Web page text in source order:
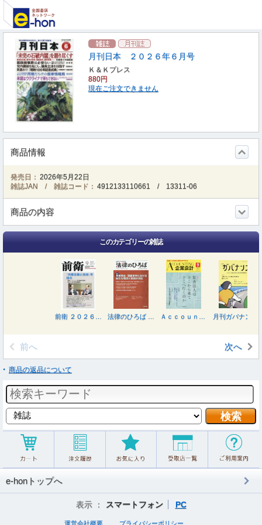
月刊日本 ２０２６年６月号
Ｋ＆Ｋプレス
880円
現在ご注文できません
商品情報
発売日： 2026年5月22日
雑誌JAN / 雑誌コード： 4912133110661 / 13311-06
商品の内容
このカテゴリーの雑誌
前へ 次へ
商品の返品について
e-honトップへ
表示 ： スマートフォン PC
運営会社概要 プライバシーポリシー